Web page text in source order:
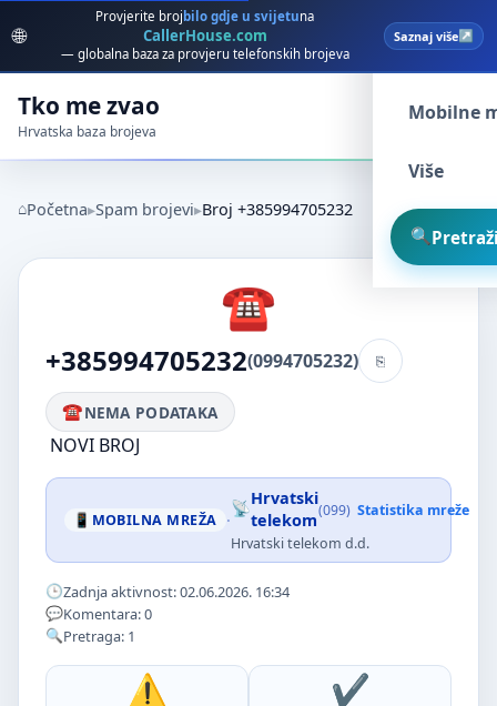
🌐
Provjerite broj bilo gdje u svijetuna
CallerHouse.com
— globalna baza za provjeru telefonskih brojeva
Saznaj više
Tko me zvao
Hrvatska baza brojeva
Spam
Mobilne
Više
Početna Spam brojevi Broj +385994705232
+385994705232(0994705232)
NEMA PODATAKA
NOVI BROJ
MOBILNA MREŽA ·
Hrvatski
telekom(099) Statistika mreže
Hrvatski telekom d.d.
Zadnja aktivnost: 02.06.2026. 16:34
Komentara: 0
Pretraga: 1